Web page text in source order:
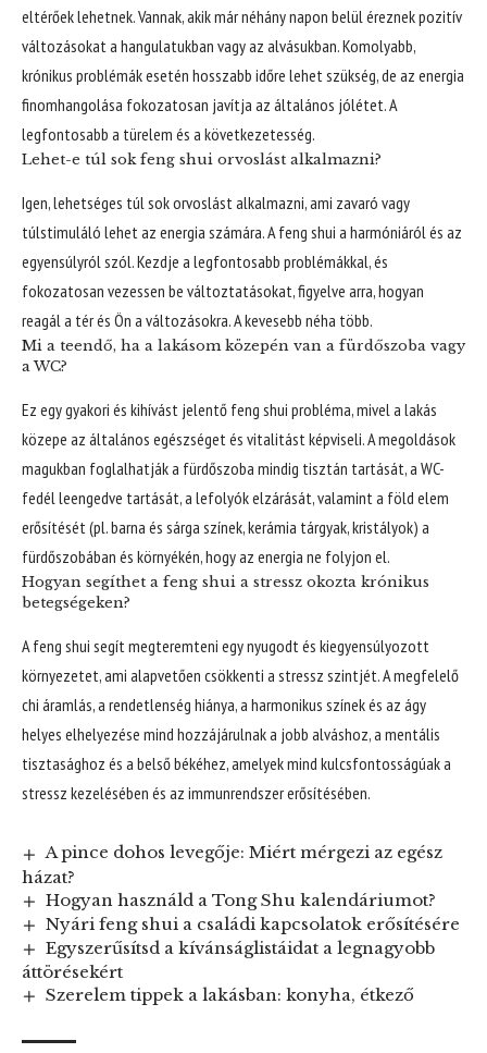
eltérőek lehetnek. Vannak, akik már néhány napon belül éreznek pozitív
változásokat a hangulatukban vagy az alvásukban. Komolyabb,
krónikus problémák esetén hosszabb időre lehet szükség, de az energia
finomhangolása fokozatosan javítja az általános jólétet. A
legfontosabb a türelem és a következetesség.
Lehet-e túl sok feng shui orvoslást alkalmazni?
Igen, lehetséges túl sok orvoslást alkalmazni, ami zavaró vagy
túlstimuláló lehet az energia számára. A feng shui a harmóniáról és az
egyensúlyról szól. Kezdje a legfontosabb problémákkal, és
fokozatosan vezessen be változtatásokat, figyelve arra, hogyan
reagál a tér és Ön a változásokra. A kevesebb néha több.
Mi a teendő, ha a lakásom közepén van a fürdőszoba vagy
a WC?
Ez egy gyakori és kihívást jelentő feng shui probléma, mivel a lakás
közepe az általános egészséget és vitalitást képviseli. A megoldások
magukban foglalhatják a fürdőszoba mindig tisztán tartását, a WC-
fedél leengedve tartását, a lefolyók elzárását, valamint a föld elem
erősítését (pl. barna és sárga színek, kerámia tárgyak, kristályok) a
fürdőszobában és környékén, hogy az energia ne folyjon el.
Hogyan segíthet a feng shui a stressz okozta krónikus
betegségeken?
A feng shui segít megteremteni egy nyugodt és kiegyensúlyozott
környezetet, ami alapvetően csökkenti a stressz szintjét. A megfelelő
chi áramlás, a rendetlenség hiánya, a harmonikus színek és az ágy
helyes elhelyezése mind hozzájárulnak a jobb alváshoz, a mentális
tisztasághoz és a belső békéhez, amelyek mind kulcsfontosságúak a
stressz kezelésében és az immunrendszer erősítésében.
A pince dohos levegője: Miért mérgezi az egész
házat?
Hogyan használd a Tong Shu kalendáriumot?
Nyári feng shui a családi kapcsolatok erősítésére
Egyszerűsítsd a kívánságlistáidat a legnagyobb
áttörésekért
Szerelem tippek a lakásban: konyha, étkező